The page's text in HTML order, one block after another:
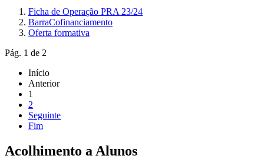
Ficha de Operação PRA 23/24
BarraCofinanciamento
Oferta formativa
Pág. 1 de 2
Início
Anterior
1
2
Seguinte
Fim
Acolhimento a Alunos